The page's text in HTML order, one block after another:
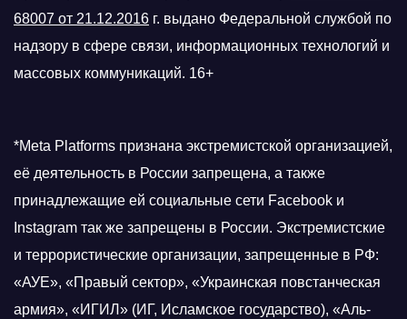
68007 от 21.12.2016 г. выдано Федеральной службой по
надзору в сфере связи, информационных технологий и
массовых коммуникаций. 16+
*Meta Platforms признана экстремистской организацией,
её деятельность в России запрещена, а также
принадлежащие ей социальные сети Facebook и
Instagram так же запрещены в России. Экстремистские
и террористические организации, запрещенные в РФ:
«АУЕ», «Правый сектор», «Украинская повстанческая
армия», «ИГИЛ» (ИГ, Исламское государство), «Аль-